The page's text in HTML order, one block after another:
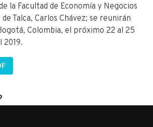
la Facultad de Economía y Negocios
Talca, Carlos Chávez; se reunirán
Colombia, el próximo 22 al 25
2019.